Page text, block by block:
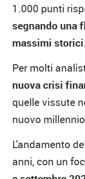
1.000 punti
segnando una
massimi
Per molti
nuova crisi
quelle vissute
nuovo
L'andamento
anni, con un